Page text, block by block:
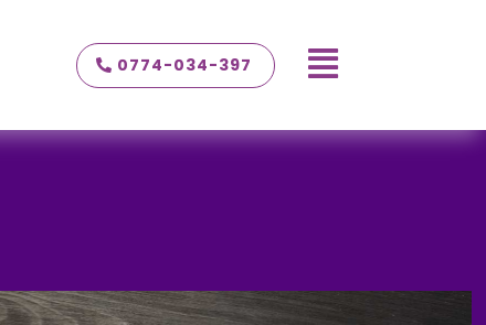
0774-034-397 